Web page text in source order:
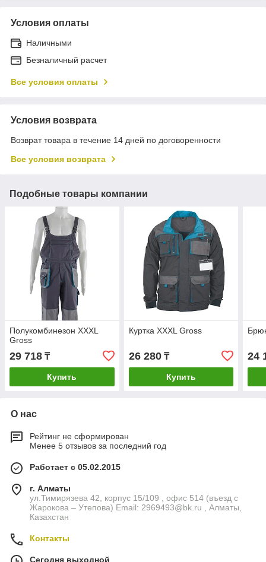
Условия оплаты
Наличными
Безналичный расчет
Все условия оплаты
Условия возврата
Возврат товара в течение 14 дней по договоренности
Все условия возврата
Подобные товары компании
Полукомбинезон XXXL
Gross
29 718 ₸
Купить
Куртка XXXL Gross
26 280₸
Купить
24
О нас
Рейтинг не сформирован
Менее 5 отзывов за последний год
Работает с 05.02.2015
г. Алматы
ул.Тимирязева 42, корпус 15/109 , офис 514 (въезд с
Жарокова – Утепова) Email: 2969493@bk.ru , Алматы,
Казахстан
Контакты
Сегодня выходной